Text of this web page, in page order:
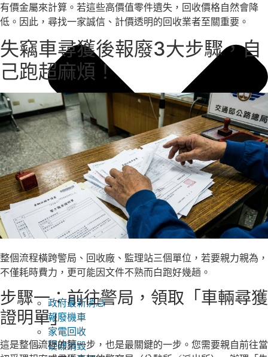
政府最新消息
報廢機車
家電回收
硬碟銷毀
有價金屬來計算。若這些高價值零件遺失，回收價格自然會降
低。因此，尋找一家誠信、計價透明的回收業者至關重要。
失竊車尋獲後報廢3大步驟，自
己跑超麻煩！
整個流程橫跨警局、回收廠、監理站三個單位，若要親力親為，
不僅耗時費力，更可能因文件不熟而白跑好幾趟。
步驟一：前往警局，領取「車輛尋獲
證明單」
這是整個流程的第一步，也是最關鍵的一步。您需要親自前往當